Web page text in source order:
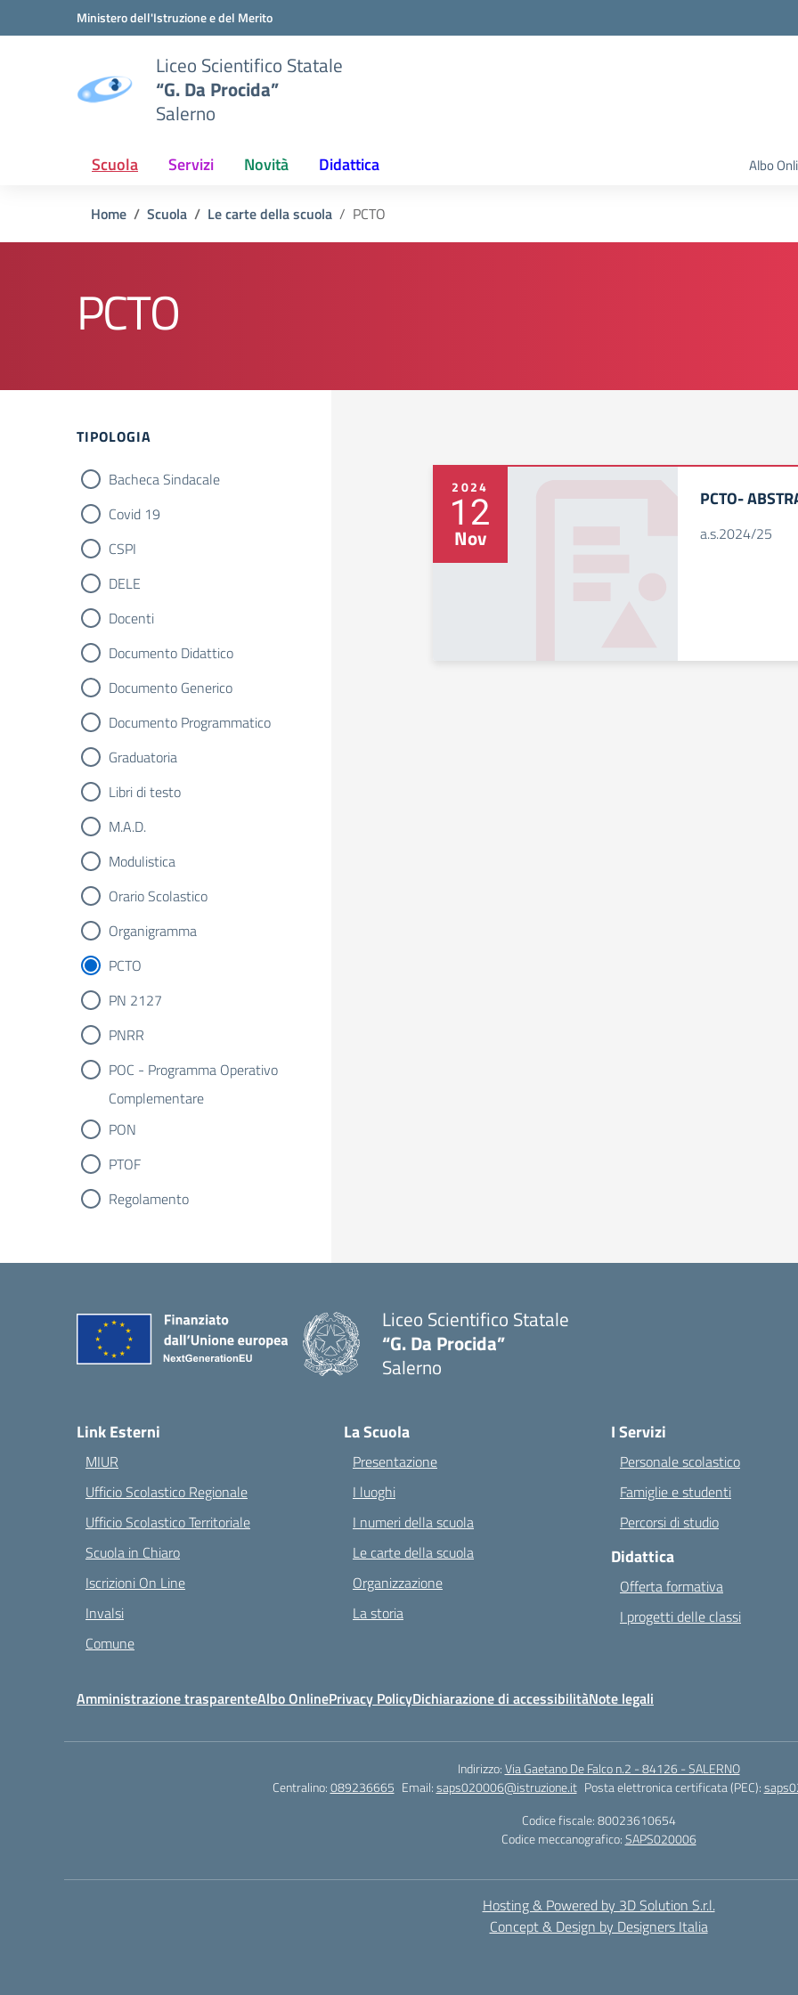
Vai ai contenuti
Vai al menu di navigazioneMinistero dell'Istruzione e del Merito
Liceo Scientifico Statale
“G. Da Procida”
Salerno
Scuola Servizi Novità Didattica Albo
Home Scuola Le carte della scuola PCTO
PCTO
Filtri
TIPOLOGIA
Bacheca Sindacale
Covid 19
CSPI
DELE
Docenti
Documento Didattico
Documento Generico
Documento Programmatico
Graduatoria
Libri di testo
M.A.D.
Modulistica
Orario Scolastico
Organigramma
PCTO
PN 2127
PNRR
POC - Programma Operativo
Complementare
PON
PTOF
Regolamento
2024
12
Nov
PCTO-
a.s.2024/25
Liceo Scientifico Statale
“G. Da Procida”
Salerno
Link Esterni
MIUR
Ufficio Scolastico Regionale
Ufficio Scolastico Territoriale
Scuola in Chiaro
Iscrizioni On Line
Invalsi
Comune
La Scuola
Presentazione
I luoghi
I numeri della scuola
Le carte della scuola
Organizzazione
La storia
I Servizi
Personale scolastico
Famiglie e studenti
Percorsi di studio
Didattica
Offerta formativa
I progetti delle classi
Amministrazione trasparenteAlbo OnlinePrivacy PolicyDichiarazione di accessibilitàNote legali
Indirizzo:Via Gaetano De Falco n.2 - 84126 - SALERNO
Centralino:089236665 Email:saps020006@istruzione.it Posta elettronica certificata (PEC):
Codice fiscale: 80023610654
Codice meccanografico:SAPS020006
Hosting & Powered by 3D Solution S.r.l.
Concept & Design by Designers Italia